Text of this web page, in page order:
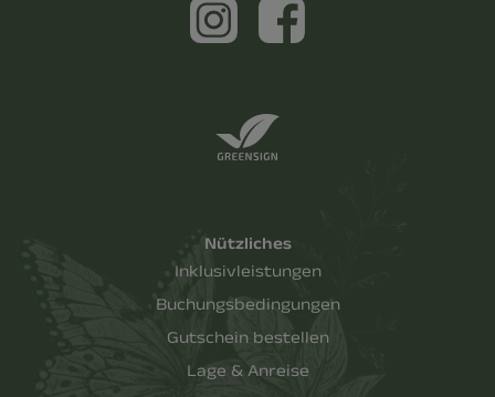
Nützliches
Inklusivleistungen
Buchungsbedingungen
Gutschein bestellen
Lage & Anreise